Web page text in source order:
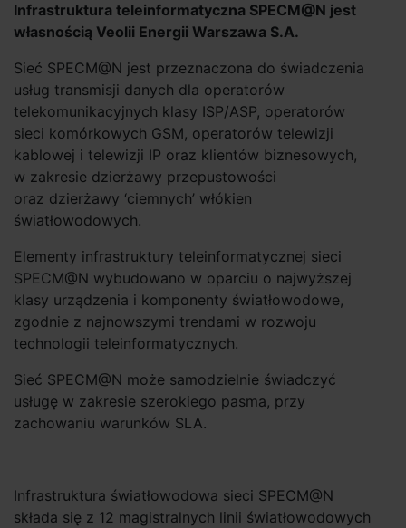
Infrastruktura teleinformatyczna SPECM@N jest
własnością Veolii Energii Warszawa S.A.
Sieć SPECM@N jest przeznaczona do świadczenia
usług transmisji danych dla operatorów
telekomunikacyjnych klasy ISP/ASP, operatorów
sieci komórkowych GSM, operatorów telewizji
kablowej i telewizji IP oraz klientów biznesowych,
w zakresie dzierżawy przepustowości
oraz dzierżawy ‘ciemnych’ włókien
światłowodowych.
Elementy infrastruktury teleinformatycznej sieci
SPECM@N wybudowano w oparciu o najwyższej
klasy urządzenia i komponenty światłowodowe,
zgodnie z najnowszymi trendami w rozwoju
technologii teleinformatycznych.
Sieć SPECM@N może samodzielnie świadczyć
usługę w zakresie szerokiego pasma, przy
zachowaniu warunków SLA.
Infrastruktura światłowodowa sieci SPECM@N
składa się z 12 magistralnych linii światłowodowych